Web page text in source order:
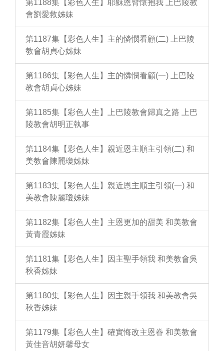
第1188集【彩色人生】耶穌恩臂懷抱我 上巴陵教
會劉愛救姊妹
第1187集【彩色人生】主的憐憫看顧(二) 上巴陵
教會胡貞心姊妹
第1186集【彩色人生】主的憐憫看顧(一) 上巴陵
教會胡貞心姊妹
第1185集【彩色人生】上巴陵教會歸真之路 上巴
陵教會胡明正執事
第1184集【彩色人生】親近恩主順主引領(二) 和
美教會陳麗瓊姊妹
第1183集【彩色人生】親近恩主順主引領(一) 和
美教會陳麗瓊姊妹
第1182集【彩色人生】主恩更加的甜美 和美教會
黃青霞姊妹
第1181集【彩色人生】因主聖手領我 和美教會吳
秋香姊妹
第1180集【彩色人生】因主親手領我 和美教會吳
秋香姊妹
第1179集【彩色人生】確實悔改主恩眷 和美教會
黃佳音胡妍馨母女